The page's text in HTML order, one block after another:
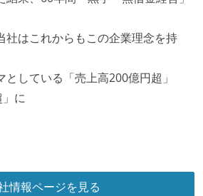
社はこれからもこの企業理念を持
している「売上高200億円超」
」に
情報ページを見る